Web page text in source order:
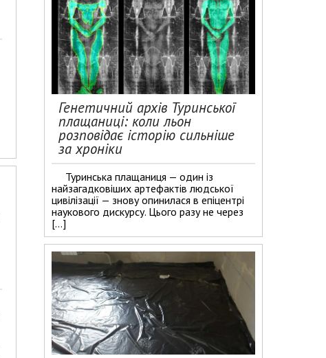
Генетичний архів Туринської
плащаниці: коли льон
розповідає історію сильніше
за хроніки
Туринська плащаниця — один із
найзагадковіших артефактів людської
цивілізації — знову опинилася в епіцентрі
наукового дискурсу. Цього разу не через
[…]